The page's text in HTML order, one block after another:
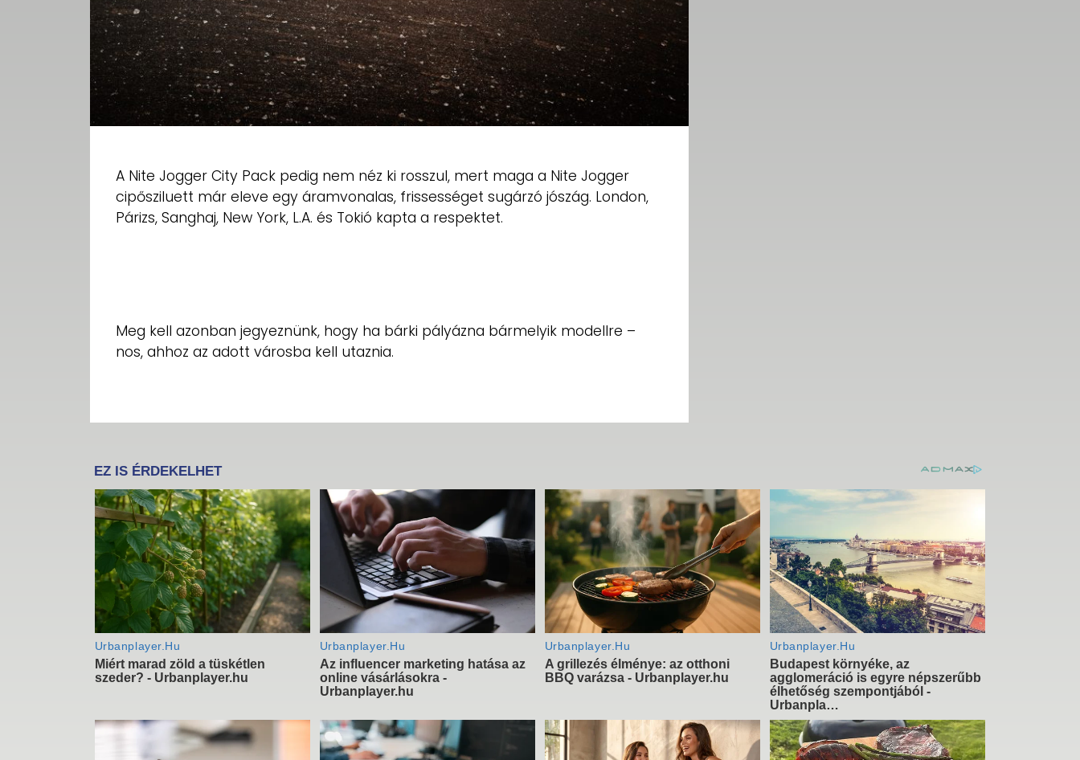
A Nite Jogger City Pack pedig nem néz ki rosszul, mert maga a Nite Jogger
cipősziluett már eleve egy áramvonalas, frissességet sugárzó jószág. London,
Párizs, Sanghaj, New York, L.A. és Tokió kapta a respektet.
Meg kell azonban jegyeznünk, hogy ha bárki pályázna bármelyik modellre –
nos, ahhoz az adott városba kell utaznia.